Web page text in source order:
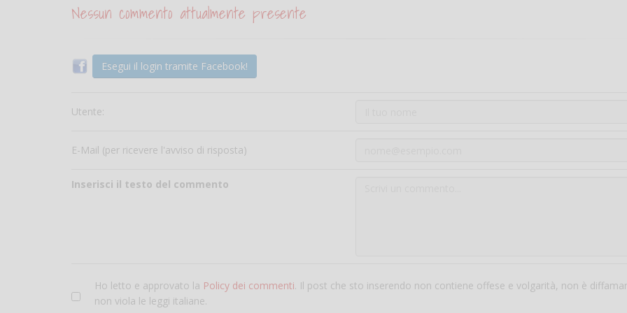
Nessun commento attualmente presente
Esegui il login tramite Facebook!
Utente:
E-Mail (per ricevere l'avviso di risposta)
Inserisci il testo del commento
Ho letto e approvato la Policy dei commenti. Il post che sto inserendo non contiene offese e volgarità, non è
non viola le leggi italiane.